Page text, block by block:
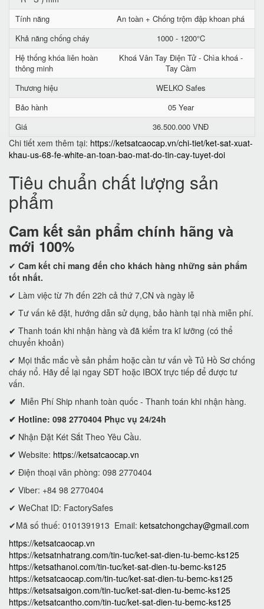
Tính năng
An toàn + Chống trộm đập khoan phá
Khả năng chống cháy
1000 - 1200°C
Hệ thống khóa liên hoàn
thông minh
Khoá Vân Tay Điện Tử - Chìa khoá -
Tay Cầm
Thương hiệu
WELKO Safes
Bảo hành
05 Year
Giá
36.500.000 VNĐ
Chi tiết xem thêm tại: https://ketsatcaocap.vn/chi-tiet/ket-sat-xuat-
khau-us-68-fe-white-an-toan-bao-mat-do-tin-cay-tuyet-doi
Tiêu chuẩn chất lượng sản
phẩm
Cam kết sản phẩm chính hãng và
mới 100%
✔ Cam kết chỉ mang đến cho khách hàng những sản phẩm
tốt nhất.
✔ Làm việc từ 7h đến 22h cả thứ 7,CN và ngày lễ
✔ Tư vấn kê đặt, hướng dẫn sử dụng, bảo hành tại nhà miễn phí.
✔ Thanh toán khi nhận hàng và đã kiểm tra kĩ lưỡng (có thể
chuyển khoản)
✔ Mọi thắc mắc về sản phẩm hoặc cần tư vấn về Tủ Hồ Sơ chống
cháy nổ. Hãy để lại ngay SĐT hoặc IBOX trực tiếp để được tư
vấn.
✔ Miễn Phí Ship nhanh toàn quốc - Thanh toán khi nhận hàng.
✔ Hotline: 098 2770404 Phục vụ 24/24h
✔ Nhận Đặt Két Sắt Theo Yêu Cầu.
✔ Website: https://ketsatcaocap.vn
✔ Điện thoại văn phòng: 098 2770404
✔ Viber: +84 98 2770404
✔ WeChat ID: FactorySafes
✔Mã số thuế: 0101391913 Email: ketsatchongchay@gmail.com
https://ketsatcaocap.vn
https://ketsatnhatrang.com/tin-tuc/ket-sat-dien-tu-bemc-ks125
https://ketsathanoi.com/tin-tuc/ket-sat-dien-tu-bemc-ks125
https://ketsatcaocap.com/tin-tuc/ket-sat-dien-tu-bemc-ks125
https://ketsatsaigon.com/tin-tuc/ket-sat-dien-tu-bemc-ks125
https://ketsatcantho.com/tin-tuc/ket-sat-dien-tu-bemc-ks125